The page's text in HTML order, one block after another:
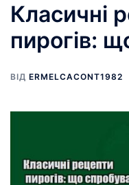
Класичні
пирогів:
ВІД ERMELCACONT1982